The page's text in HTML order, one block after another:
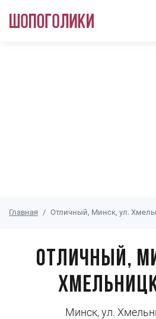
Главная Отличный, Минск, ул.
Отличный,
Минск, ул.